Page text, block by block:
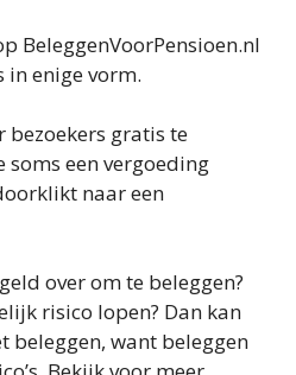
BeleggenVoorPensioen.nl
in enige vorm.
bezoekers gratis te
soms een vergoeding
naar een
over om te beleggen?
risico lopen? Dan kan
beleggen, want beleggen